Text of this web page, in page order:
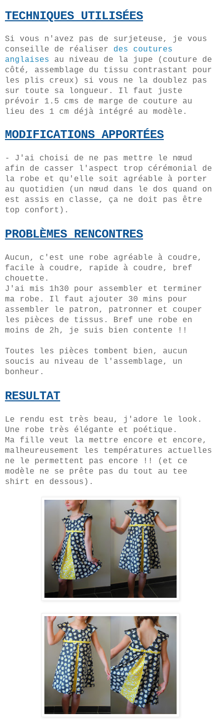
TECHNIQUES UTILISÉES
Si vous n'avez pas de surjeteuse, je vous
conseille de réaliser des coutures
anglaises au niveau de la jupe (couture de
côté, assemblage du tissu contrastant pour
les plis creux) si vous ne la doublez pas
sur toute sa longueur. Il faut juste
prévoir 1.5 cms de marge de couture au
lieu des 1 cm déjà intégré au modèle.
MODIFICATIONS APPORTÉES
- J'ai choisi de ne pas mettre le nœud
afin de casser l'aspect trop cérémonial de
la robe et qu'elle soit agréable à porter
au quotidien (un nœud dans le dos quand on
est assis en classe, ça ne doit pas être
top confort).
PROBLÈMES RENCONTRES
Aucun, c'est une robe agréable à coudre,
facile à coudre, rapide à coudre, bref
chouette.
J'ai mis 1h30 pour assembler et terminer
ma robe. Il faut ajouter 30 mins pour
assembler le patron, patronner et couper
les pièces de tissus. Bref une robe en
moins de 2h, je suis bien contente !!
Toutes les pièces tombent bien, aucun
soucis au niveau de l'assemblage, un
bonheur.
RESULTAT
Le rendu est très beau, j'adore le look.
Une robe très élégante et poétique.
Ma fille veut la mettre encore et encore,
malheureusement les températures actuelles
ne le permettent pas encore !! (et ce
modèle ne se prête pas du tout au tee
shirt en dessous).